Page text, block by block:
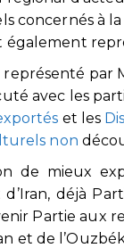
concernés à
également
par
avec les
et les
non
de mieux
d’Iran, déjà
Partie aux
et de